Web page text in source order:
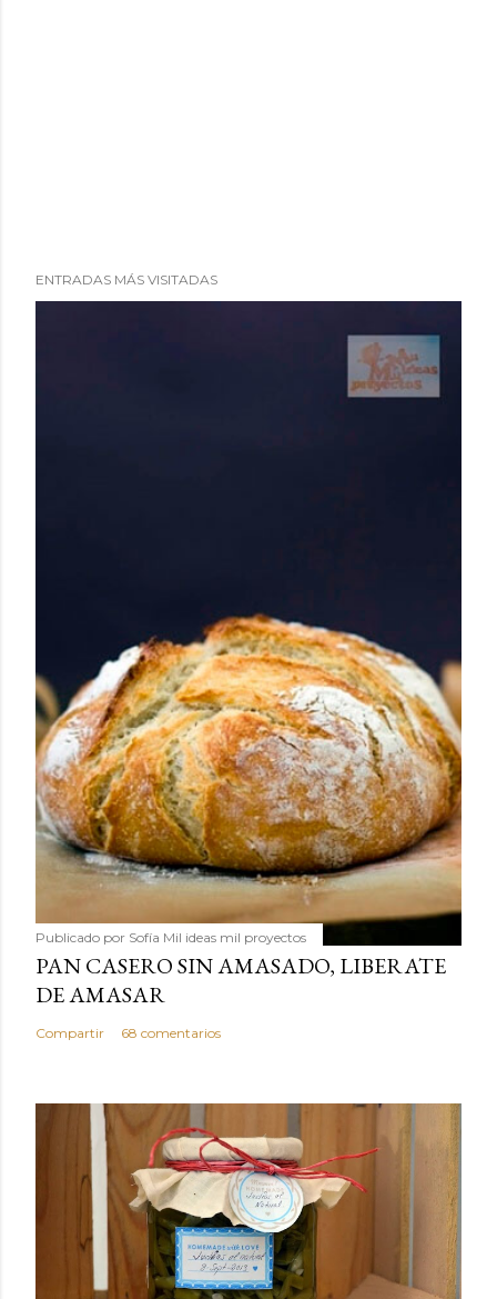
ENTRADAS MÁS VISITADAS
Publicado por Sofía Mil ideas mil proyectos
PAN CASERO SIN AMASADO, LIBERATE
DE AMASAR
Compartir 68 comentarios